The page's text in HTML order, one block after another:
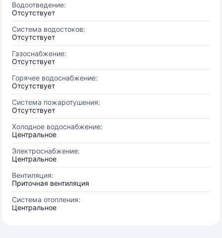
Водоотведение:
Отсутствует
Система водостоков:
Отсутствует
Газоснабжение:
Отсутствует
Горячее водоснабжение:
Отсутствует
Система пожаротушения:
Отсутствует
Холодное водоснабжение:
Центральное
Электроснабжение:
Центральное
Вентиляция:
Приточная вентиляция
Система отопления:
Центральное